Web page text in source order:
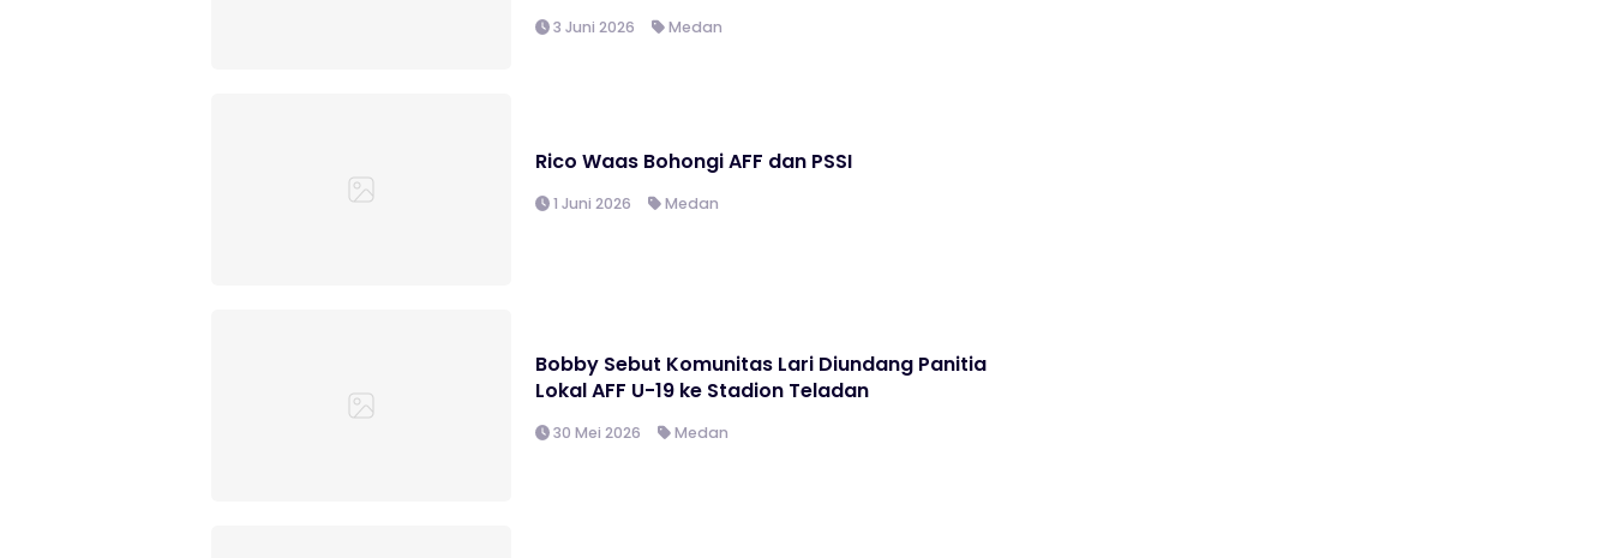
3 Juni 2026 Medan
Rico Waas Bohongi AFF dan PSSI
1 Juni 2026 Medan
Bobby Sebut Komunitas Lari Diundang Panitia
Lokal AFF U-19 ke Stadion Teladan
30 Mei 2026 Medan